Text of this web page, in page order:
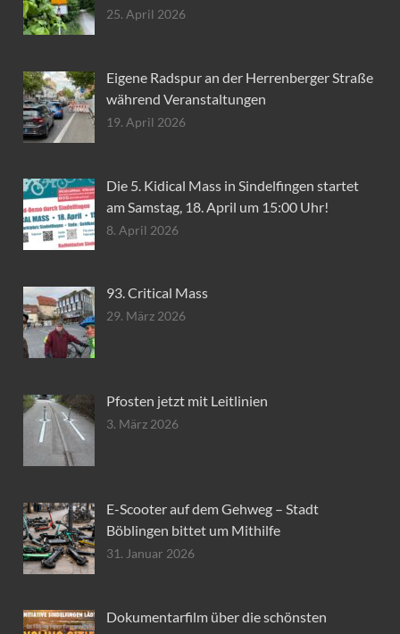
25. April 2026
Eigene Radspur an der Herrenberger Straße
während Veranstaltungen
19. April 2026
Die 5. Kidical Mass in Sindelfingen startet
am Samstag, 18. April um 15:00 Uhr!
8. April 2026
93. Critical Mass
29. März 2026
Pfosten jetzt mit Leitlinien
3. März 2026
E-Scooter auf dem Gehweg – Stadt
Böblingen bittet um Mithilfe
31. Januar 2026
Dokumentarfilm über die schönsten